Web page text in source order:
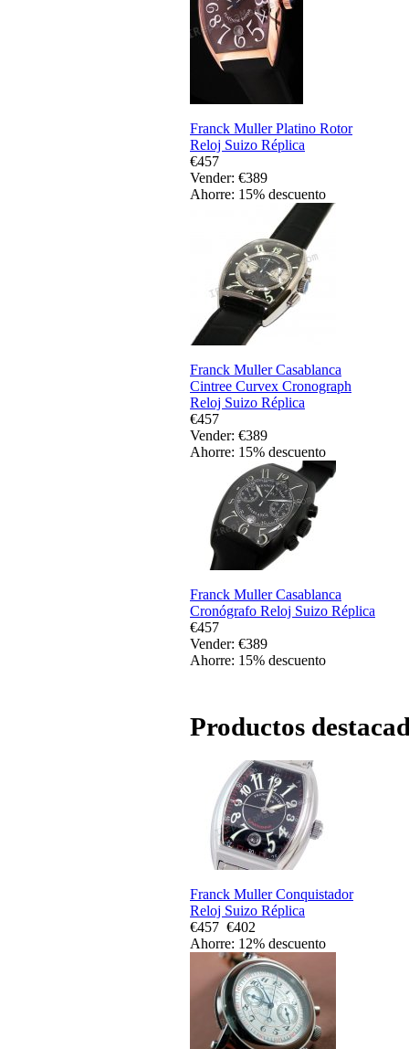
Franck Muller Platino Rotor
Reloj Suizo Réplica
€457
Vender: €389
Ahorre: 15% descuento
Franck Muller Casablanca
Cintree Curvex Cronograph
Reloj Suizo Réplica
€457
Vender: €389
Ahorre: 15% descuento
Franck Muller Casablanca
Cronógrafo Reloj Suizo Réplica
€457
Vender: €389
Ahorre: 15% descuento
Productos
Franck Muller Conquistador
Reloj Suizo Réplica
€457 €402
Ahorre: 12% descuento